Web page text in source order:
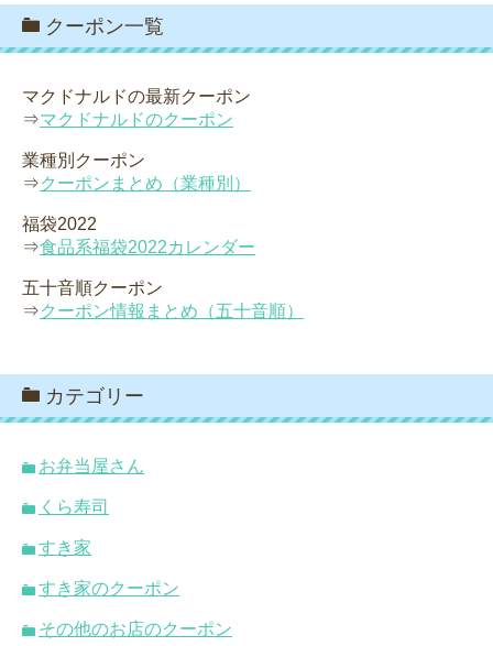
クーポン一覧
マクドナルドの最新クーポン
⇒マクドナルドのクーポン
業種別クーポン
⇒クーポンまとめ（業種別）
福袋2022
⇒食品系福袋2022カレンダー
五十音順クーポン
⇒クーポン情報まとめ（五十音順）
カテゴリー
お弁当屋さん
くら寿司
すき家
すき家のクーポン
その他のお店のクーポン